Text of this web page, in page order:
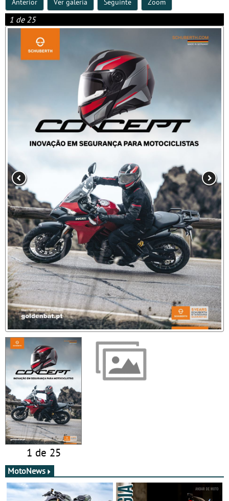
Anterior Ver galeria Seguinte Zoom
1 de 25
1 de 25
MotoNews